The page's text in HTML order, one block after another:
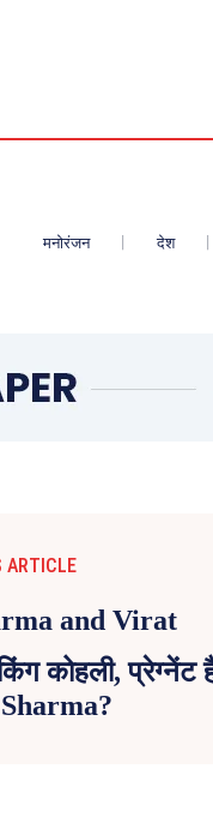
मनोरंजन देश
ARTICLE
कोहली, प्रेग्नेंट